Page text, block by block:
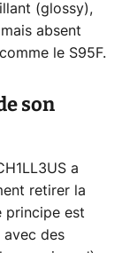
(glossy),
absent
le S95F.
son
a
retirer la
principe est
avec des